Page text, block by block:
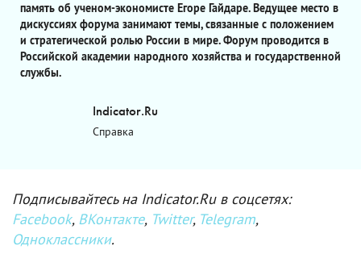
память об ученом-экономисте Егоре Гайдаре. Ведущее место в
дискуссиях форума занимают темы, связанные с положением
и стратегической ролью России в мире. Форум проводится в
Российской академии народного хозяйства и государственной
службы.
Indicator.Ru
Справка
Подписывайтесь на Indicator.Ru в соцсетях:
Facebook, ВКонтакте, Twitter, Telegram,
Одноклассники.